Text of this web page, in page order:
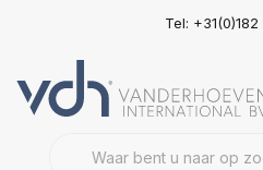
Tel: